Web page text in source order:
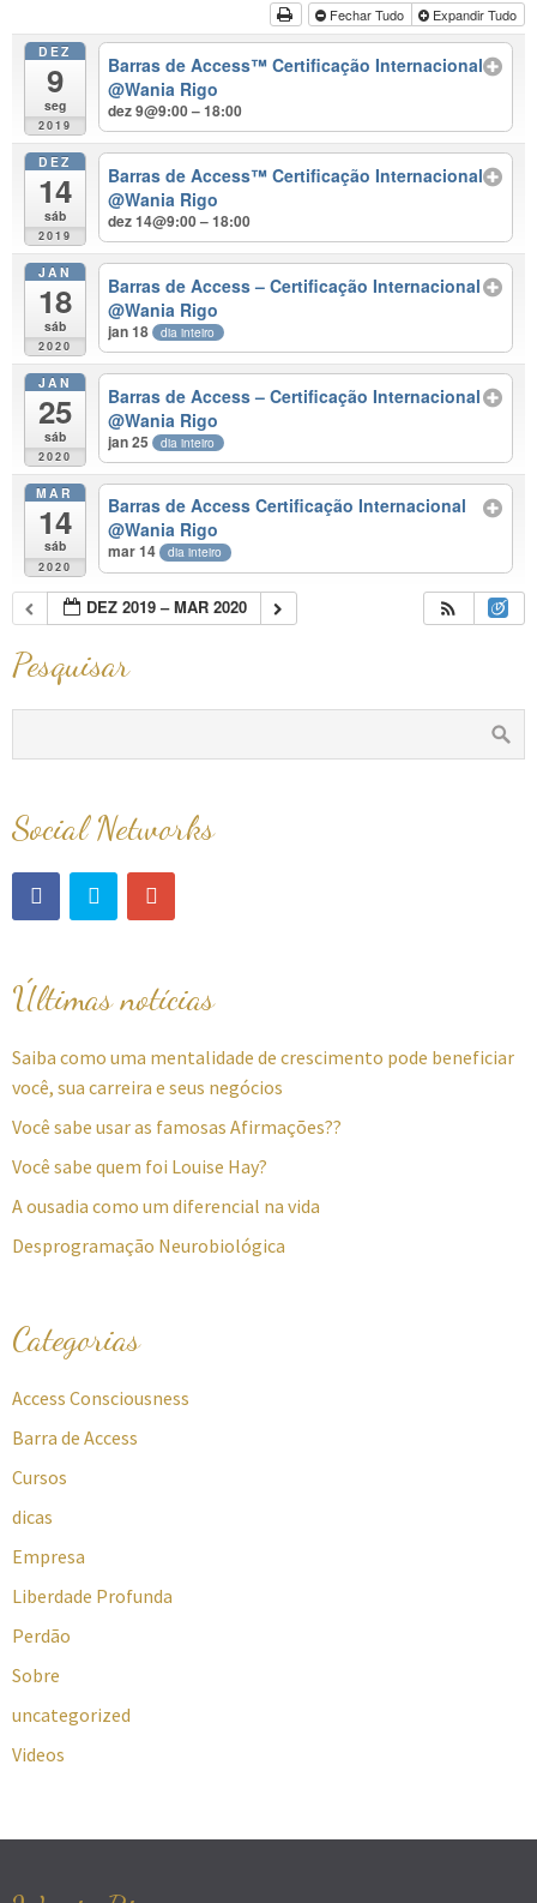
Fechar Tudo Expandir Tudo
DEZ
9
seg
2019
Barras de Access™ Certificação Internacional
@Wania Rigo
dez 9@9:00 – 18:00
DEZ
14
sáb
2019
Barras de Access™ Certificação Internacional
@Wania Rigo
dez 14@9:00 – 18:00
JAN
18
sáb
2020
Barras de Access – Certificação Internacional
@Wania Rigo
jan 18 dia inteiro
JAN
25
sáb
2020
Barras de Access – Certificação Internacional
@Wania Rigo
jan 25 dia inteiro
MAR
14
sáb
2020
Barras de Access Certificação Internacional
@Wania Rigo
mar 14 dia inteiro
DEZ 2019 – MAR 2020
Pesquisar
Social Networks
Últimas notícias
Saiba como uma mentalidade de crescimento pode beneficiar
você, sua carreira e seus negócios
Você sabe usar as famosas Afirmações??
Você sabe quem foi Louise Hay?
A ousadia como um diferencial na vida
Desprogramação Neurobiológica
Categorias
Access Consciousness
Barra de Access
Cursos
dicas
Empresa
Liberdade Profunda
Perdão
Sobre
uncategorized
Videos